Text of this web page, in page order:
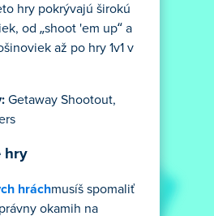
hry pokrývajú širokú
od „shoot 'em up“ a
až po hry 1v1 v
Getaway Shootout,
hry
hráchmusíš spomaliť
okamih na